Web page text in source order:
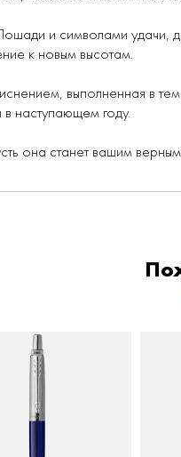
и символами удачи,
к новым высотам.
выполненная в
в наступающем году.
она станет вашим